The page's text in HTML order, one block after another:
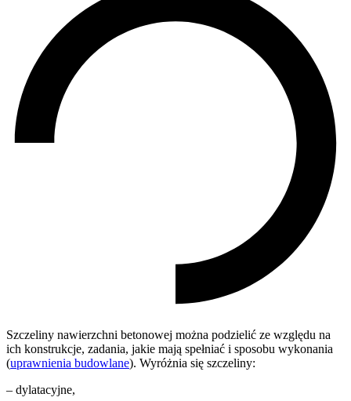
Szczeliny nawierzchni betonowej można podzielić ze względu na
ich konstrukcje, zadania, jakie mają spełniać i sposobu wykonania
(uprawnienia budowlane). Wyróżnia się szczeliny:
– dylatacyjne,